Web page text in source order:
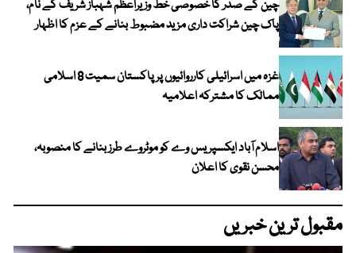
چین کے صدر کا خصوصی خط وزیراعظم شہباز شریف کے نام،
پاک چین شراکت داری مزید مضبوط بنانے کے عزم کا اظہار
غزہ میں اسرائیلی کارروائیوں پر پاکستان سمیت 8 اسلامی
ممالک کا مشترکہ اعلامیہ
اسلام آباد ایکسپریس وے کو موٹروے طرز بنانے کا منصوبہ،
محسن نقوی کا اعلان
مقبول ترین خبریں